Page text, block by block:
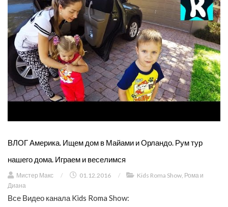
ВЛОГ Америка. Ищем дом в Майами и Орландо. Рум тур
нашего дома. Играем и веселимся
Мистер Макс / 01.12.2016 / Kids Roma Show Рома и
Диана
Все Видео канала Kids Roma Show: